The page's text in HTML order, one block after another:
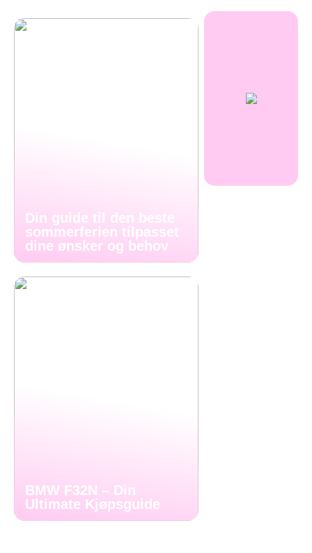
Din guide til den beste
sommerferien tilpasset
dine ønsker og behov
BMW F32N – Din
Ultimate Kjøpsguide